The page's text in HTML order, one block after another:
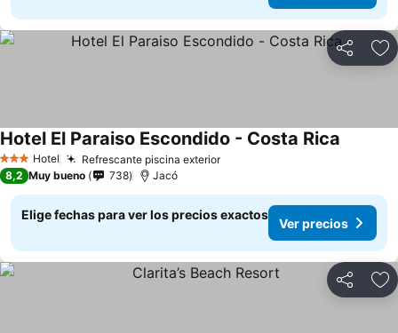
Compartir
3 Estrellas
Hotel Refrescante piscina exterior
Hotel El Paraiso Escondido - Costa Rica
8,2 Muy bueno 738 Jacó
Elige fechas para ver los precios exactos
Ver precios
Compartir